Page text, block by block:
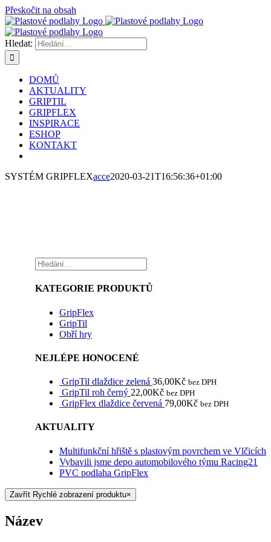
Přeskočit na obsah
Hledat:
DOMŮ
AKTUALITY
GRIPTIL
GRIPFLEX
INSPIRACE
ESHOP
KONTAKT
SYSTÉM GRIPFLEXacce2020-03-21T16:56:36+01:00
KATEGORIE PRODUKTŮ
GripFlex
GripTil
Obří hry
NEJLÉPE HONOCENÉ
GripTil dlaždice zelená 36,00Kč bez DPH
GripTil roh černý 22,00Kč bez DPH
GripFlex dlaždice červená 79,00Kč bez DPH
AKTUALITY
Multifunkční hřiště s plastovým povrchem ve Vlčicích
Vybavili jsme depo automobilového týmu Racing21
PVC podlaha GripFlex
Zavřít Rychlé zobrazení produktu×
Název